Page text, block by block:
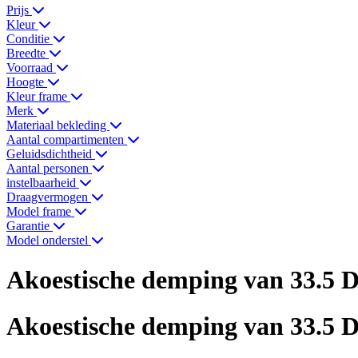
Prijs
Kleur
Conditie
Breedte
Voorraad
Hoogte
Kleur frame
Merk
Materiaal bekleding
Aantal compartimenten
Geluidsdichtheid
Aantal personen
instelbaarheid
Draagvermogen
Model frame
Garantie
Model onderstel
Akoestische demping van 33.5
Akoestische demping van 33.5